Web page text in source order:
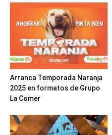
Arranca Temporada Naranja
2025 en formatos de Grupo
La Comer